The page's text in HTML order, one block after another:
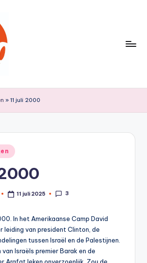
» 11 juli 2000
11 juli 2025 3
In het Amerikaanse Camp David
leiding van president Clinton, de
tussen Israël en de Palestijnen.
Israëls premier Barak en de